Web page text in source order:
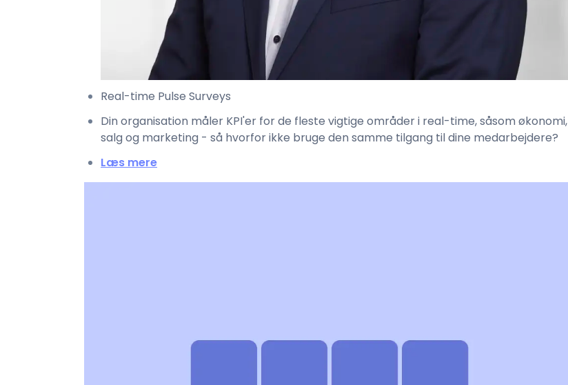
Real-time Pulse Surveys
Din organisation måler KPI'er for de fleste vigtige områder i real-time, såsom økonomi,
salg og marketing - så hvorfor ikke bruge den samme tilgang til dine medarbejdere?
Læs mere